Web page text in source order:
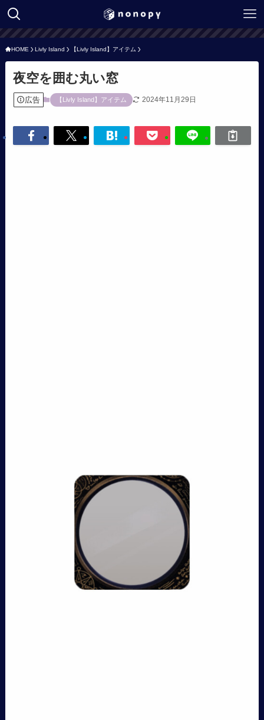
HOME Livly Island 【Livly Island】アイテム
夜空を囲む丸い窓
広告 【Livly Island】アイテム 2024年11月29日